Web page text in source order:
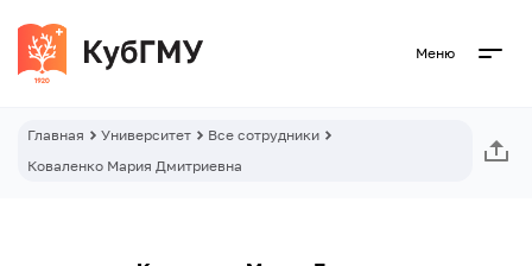
Меню
Главная Университет
Все сотрудники
Коваленко Мария Дмитриевна